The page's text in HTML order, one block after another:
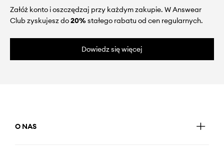
Załóż konto i oszczędzaj przy każdym zakupie. W Answear
Club zyskujesz do20%stałego rabatu od cen regularnych.
Dowiedz się więcej
O NAS